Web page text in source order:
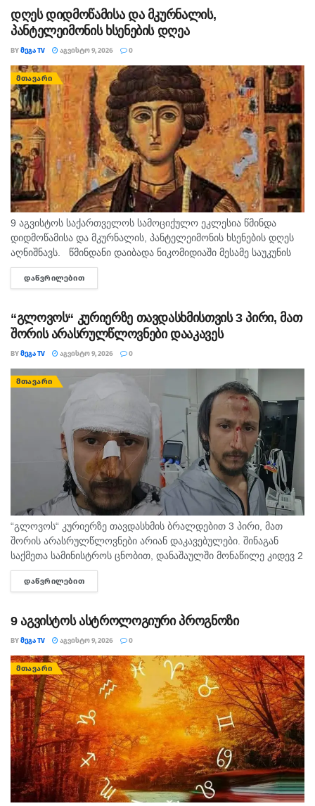
რომ...
დღეს დიდმოწამისა და მკურნალის,
პანტელეიმონის ხსენების დღეა
BYᲛᲔᲒᲐ TV ᲐᲒᲕᲘᲡᲢᲝ 9, 2026 0
ᲛᲗᲐᲕᲐᲠᲘ
9 აგვისტოს საქართველოს სამოციქულო ეკლესია წმინდა
დიდმოწამისა და მკურნალის, პანტელეიმონის ხსენების დღეს
აღნიშნავს. წმინდანი დაიბადა ნიკომიდიაში მესამე საუკუნის
მეორე ნახევარში. არ არსებობს ტაძარი, რომელშიც არ იყოს
დაბრძანებული ნიკომიდიელი მკურნალის,...
ᲓᲐᲬᲕᲠᲘᲚᲔᲑᲘᲗ
“გლოვოს“ კურიერზე თავდასხმისთვის 3 პირი, მათ
შორის არასრულწლოვნები დააკავეს
BYᲛᲔᲒᲐ TV ᲐᲒᲕᲘᲡᲢᲝ 9, 2026 0
ᲛᲗᲐᲕᲐᲠᲘ
“გლოვოს“ კურიერზე თავდასხმის ბრალდებით 3 პირი, მათ
შორის არასრულწლოვნები არიან დაკავებულები. შინაგან
საქმეთა სამინისტროს ცნობით, დანაშაულში მონაწილე კიდევ 2
პირის დაკავების მიზნით შესაბამისი ღონისძიებები ტარდება.
შინაგან საქმეთა სამინისტროს თბილისის პოლიციის
ᲓᲐᲬᲕᲠᲘᲚᲔᲑᲘᲗ
9 აგვისტოს ასტროლოგიური პროგნოზი
BYᲛᲔᲒᲐ TV ᲐᲒᲕᲘᲡᲢᲝ 9, 2026 0
ᲛᲗᲐᲕᲐᲠᲘ